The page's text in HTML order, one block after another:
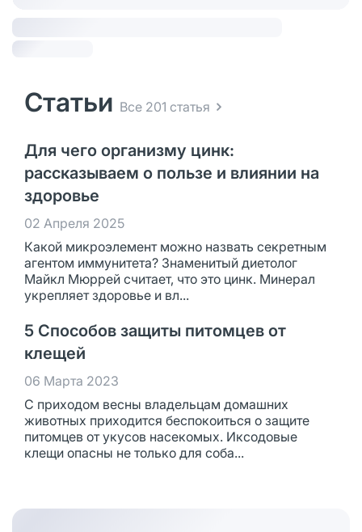
Статьи Все 201 статья
Для чего организму цинк:
рассказываем о пользе и влиянии на
здоровье
02 Апреля 2025
Какой микроэлемент можно назвать секретным
агентом иммунитета? Знаменитый диетолог
Майкл Мюррей считает, что это цинк. Минерал
укрепляет здоровье и вл...
5 Способов защиты питомцев от
клещей
06 Марта 2023
С приходом весны владельцам домашних
животных приходится беспокоиться о защите
питомцев от укусов насекомых. Иксодовые
клещи опасны не только для соба...